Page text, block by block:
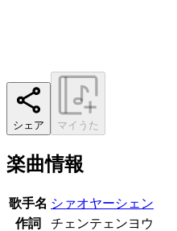
シェア マイうた
楽曲情報
歌手名 シァオヤーシェン
作詞
チェンテェンヨウ